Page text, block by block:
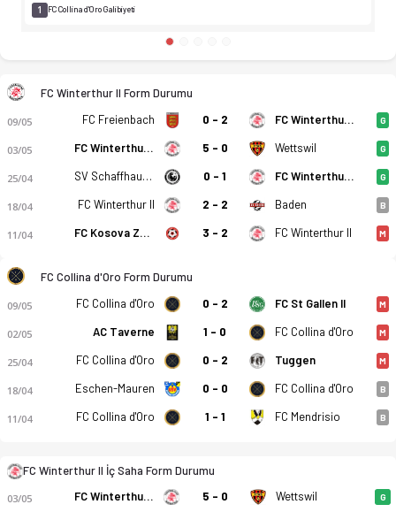
FC Winterthur II - FC Collina d'Oro 1-1 bitti. Gol anları,
1 FC Collina d'Oro Galibiyeti
FC Winterthur II Form Durumu
09/05 FC Freienbach 0 - 2 FC Winterthur II G
03/05 FC Winterthur II 5 - 0 Wettswil G
25/04 SV Schaffhausen 0 - 1 FC Winterthur II G
18/04 FC Winterthur II 2 - 2 Baden B
11/04 FC Kosova Zurich 3 - 2 FC Winterthur II M
FC Collina d'Oro Form Durumu
09/05 FC Collina d'Oro 0 - 2 FC St Gallen II M
02/05 AC Taverne 1 - 0 FC Collina d'Oro M
25/04 FC Collina d'Oro 0 - 2 Tuggen M
18/04 Eschen-Mauren 0 - 0 FC Collina d'Oro B
11/04 FC Collina d'Oro 1 - 1 FC Mendrisio B
FC Winterthur II İç Saha Form Durumu
03/05 FC Winterthur II 5 - 0 Wettswil G